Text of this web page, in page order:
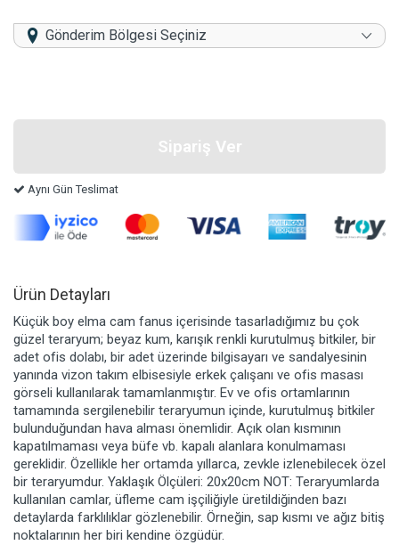
Gönderim Bölgesi Seçiniz
Aynı Gün Teslimat
Ürün Detayları
Küçük boy elma cam fanus içerisinde tasarladığımız bu çok
güzel teraryum; beyaz kum, karışık renkli kurutulmuş bitkiler, bir
adet ofis dolabı, bir adet üzerinde bilgisayarı ve sandalyesinin
yanında vizon takım elbisesiyle erkek çalışanı ve ofis masası
görseli kullanılarak tamamlanmıştır. Ev ve ofis ortamlarının
tamamında sergilenebilir teraryumun içinde, kurutulmuş bitkiler
bulunduğundan hava alması önemlidir. Açık olan kısmının
kapatılmaması veya büfe vb. kapalı alanlara konulmaması
gereklidir. Özellikle her ortamda yıllarca, zevkle izlenebilecek özel
bir teraryumdur. Yaklaşık Ölçüleri: 20x20cm NOT: Teraryumlarda
kullanılan camlar, üfleme cam işçiliğiyle üretildiğinden bazı
detaylarda farklılıklar gözlenebilir. Örneğin, sap kısmı ve ağız bitiş
noktalarının her biri kendine özgüdür.